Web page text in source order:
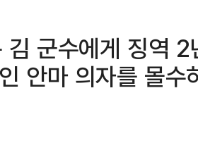
김 군수에게 징역
안마 의자를 몰